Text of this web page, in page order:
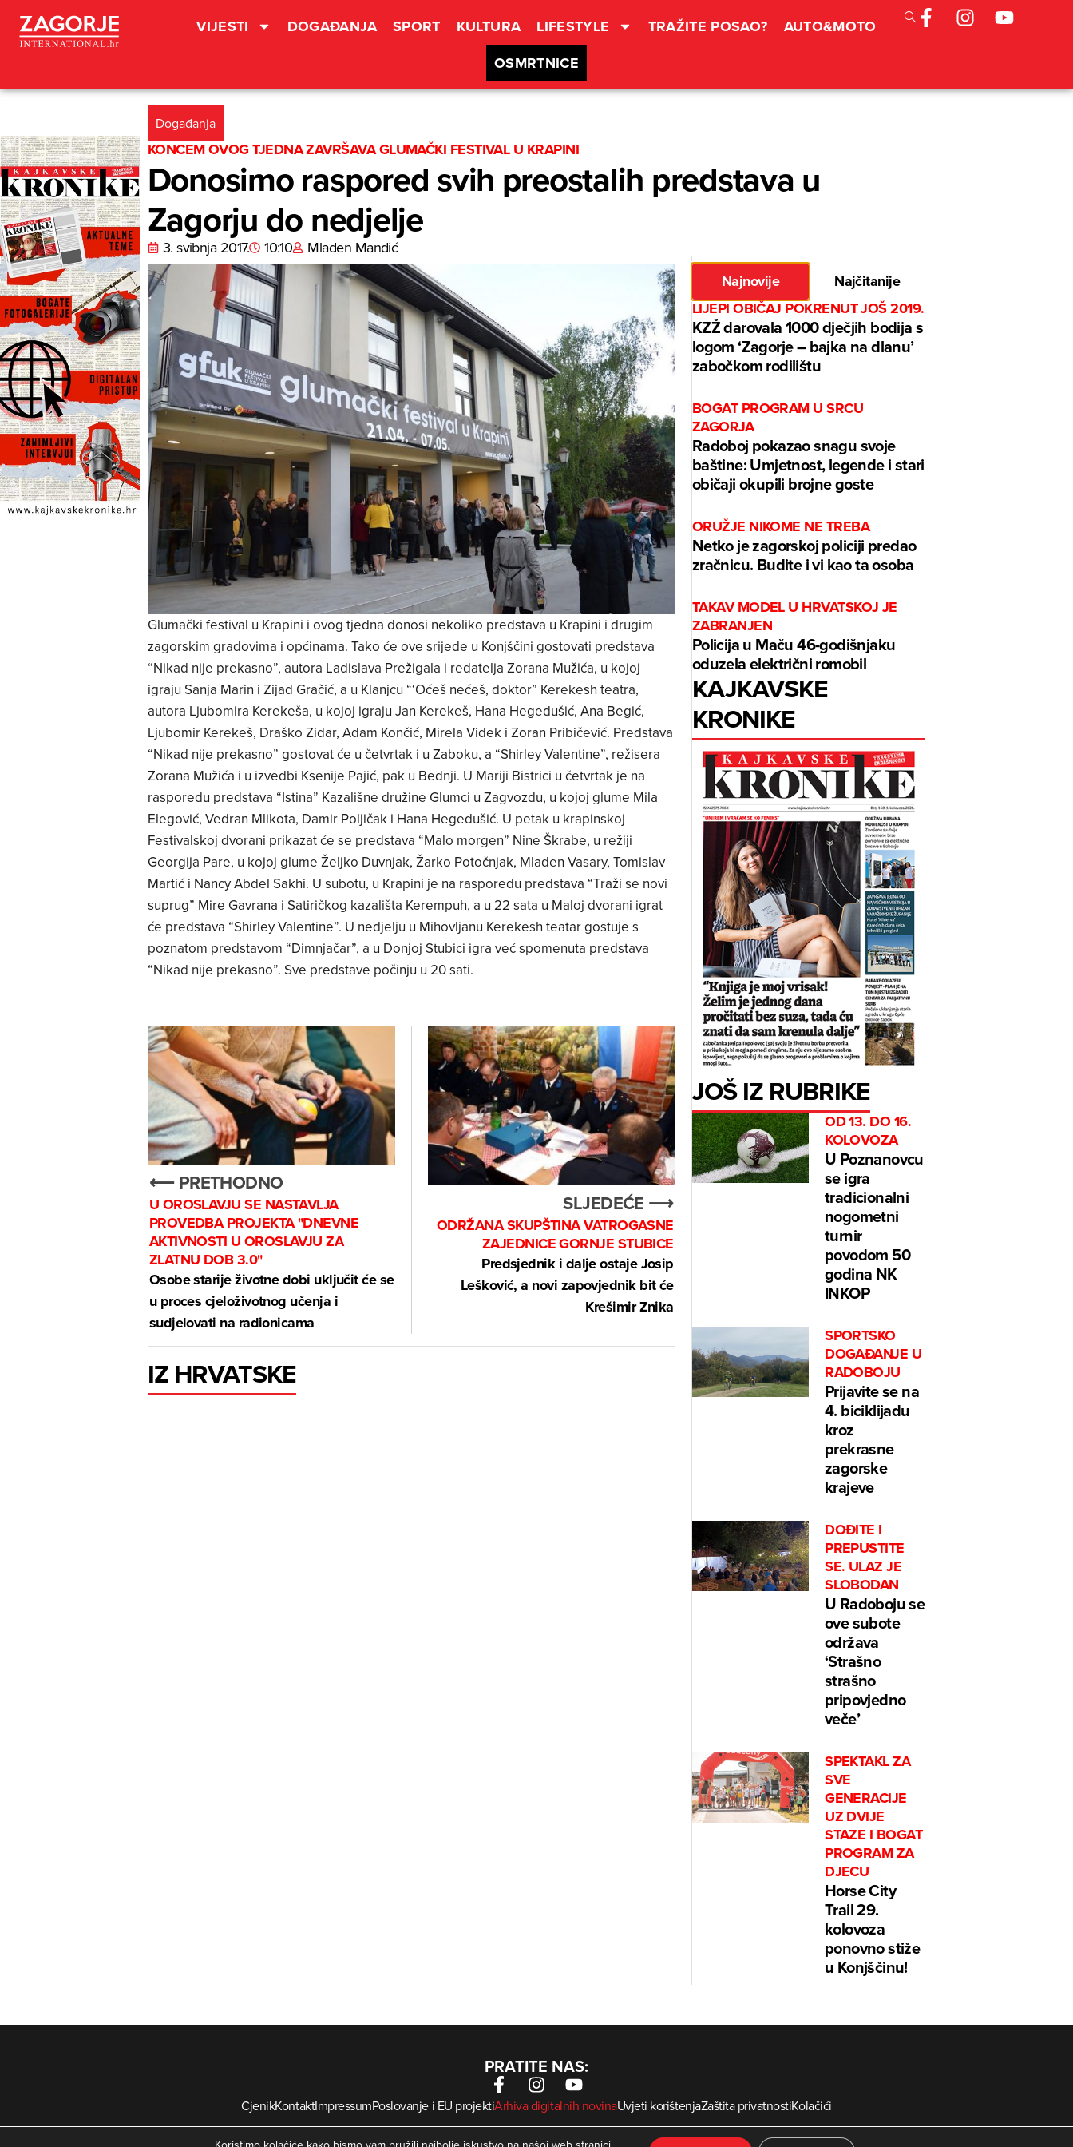
VIJESTI DOGAĐANJA SPORT KULTURA LIFESTYLE TRAŽITE POSAO?
AUTO&MOTO
OSMRTNICE
Događanja
KONCEM OVOG TJEDNA ZAVRŠAVA GLUMAČKI FESTIVAL U KRAPINI
Donosimo raspored svih preostalih predstava u
Zagorju do nedjelje
3. svibnja 2017. 10:10 Mladen Mandić
Glumački festival u Krapini i ovog tjedna donosi nekoliko predstava u Krapini i drugim
zagorskim gradovima i općinama. Tako će ove srijede u Konjščini gostovati predstava
“Nikad nije prekasno”, autora Ladislava Prežigala i redatelja Zorana Mužića, u kojoj
igraju Sanja Marin i Zijad Gračić, a u Klanjcu “‘Oćeš nećeš, doktor” Kerekesh teatra,
autora Ljubomira Kerekeša, u kojoj igraju Jan Kerekeš, Hana Hegedušić, Ana Begić,
Ljubomir Kerekeš, Draško Zidar, Adam Končić, Mirela Videk i Zoran Pribičević. Predstava
“Nikad nije prekasno” gostovat će u četvrtak i u Zaboku, a “Shirley Valentine”, režisera
Zorana Mužića i u izvedbi Ksenije Pajić, pak u Bednji. U Mariji Bistrici u četvrtak je na
rasporedu predstava “Istina” Kazališne družine Glumci u Zagvozdu, u kojoj glume Mila
Elegović, Vedran Mlikota, Damir Poljičak i Hana Hegedušić. U petak u krapinskoj
Festivalskoj dvorani prikazat će se predstava “Malo morgen” Nine Škrabe, u režiji
Georgija Pare, u kojoj glume Željko Duvnjak, Žarko Potočnjak, Mladen Vasary, Tomislav
Martić i Nancy Abdel Sakhi. U subotu, u Krapini je na rasporedu predstava “Traži se novi
suprug” Mire Gavrana i Satiričkog kazališta Kerempuh, a u 22 sata u Maloj dvorani igrat
će predstava “Shirley Valentine”. U nedjelju u Mihovljanu Kerekesh teatar gostuje s
poznatom predstavom “Dimnjačar”, a u Donjoj Stubici igra već spomenuta predstava
“Nikad nije prekasno”. Sve predstave počinju u 20 sati.
⟵ PRETHODNO
U OROSLAVJU SE NASTAVLJA
PROVEDBA PROJEKTA "DNEVNE
AKTIVNOSTI U OROSLAVJU ZA
ZLATNU DOB 3.0"
Osobe starije životne dobi uključit će se
u proces cjeloživotnog učenja i
sudjelovati na radionicama
SLJEDEĆE ⟶
ODRŽANA SKUPŠTINA VATROGASNE
ZAJEDNICE GORNJE STUBICE
Predsjednik i dalje ostaje Josip
Lešković, a novi zapovjednik bit će
Krešimir Znika
IZ HRVATSKE
Najnovije
Najčitanije
LIJEPI OBIČAJ POKRENUT JOŠ 2019.
KZŽ darovala 1000 dječjih bodija s
logom ‘Zagorje – bajka na dlanu’
zabočkom rodilištu
BOGAT PROGRAM U SRCU
ZAGORJA
Radoboj pokazao snagu svoje
baštine: Umjetnost, legende i stari
običaji okupili brojne goste
ORUŽJE NIKOME NE TREBA
Netko je zagorskoj policiji predao
zračnicu. Budite i vi kao ta osoba
TAKAV MODEL U HRVATSKOJ JE
ZABRANJEN
Policija u Maču 46-godišnjaku
oduzela električni romobil
KAJKAVSKE
KRONIKE
JOŠ IZ RUBRIKE
OD 13. DO 16.
KOLOVOZA
U Poznanovcu
se igra
tradicionalni
nogometni
turnir
povodom 50
godina NK
INKOP
SPORTSKO
DOGAĐANJE U
RADOBOJU
Prijavite se na
4. biciklijadu
kroz
prekrasne
zagorske
krajeve
DOĐITE I
PREPUSTITE
SE. ULAZ JE
SLOBODAN
U Radoboju se
ove subote
održava
‘Strašno
strašno
pripovjedno
veče’
SPEKTAKL ZA
SVE
GENERACIJE
UZ DVIJE
STAZE I BOGAT
PROGRAM ZA
DJECU
Horse City
Trail 29.
kolovoza
ponovno stiže
u Konjščinu!
PRATITE NAS:
CjenikKontaktImpressumPoslovanje i EU projektiArhiva digitalnih novinaUvjeti korištenjaZaštita privatnostiKolačići
© Zagorje International – Sva prava pridržana | Developed bykrMedia